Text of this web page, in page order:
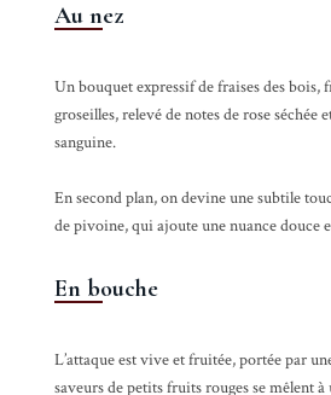
Au nez
Un bouquet expressif de fraises des bois,
groseilles, relevé de notes de rose séchée
sanguine.
En second plan, on devine une subtile
de pivoine, qui ajoute une nuance douce
En bouche
L’attaque est vive et fruitée, portée par
saveurs de petits fruits rouges se mêlent à